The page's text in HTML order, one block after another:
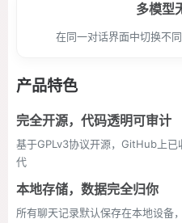
多模型
在同一对话界面中切换不
产品特色
完全开源，代码透明可审计
基于GPLv3协议开源，GitHub上
代
本地存储，数据完全归你
所有聊天记录默认保存在本地设备